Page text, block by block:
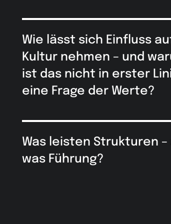
Wie lässt sich Einfluss
Kultur nehmen – und
ist das nicht in erster
eine Frage der Werte?
Was leisten Strukturen –
was Führung?